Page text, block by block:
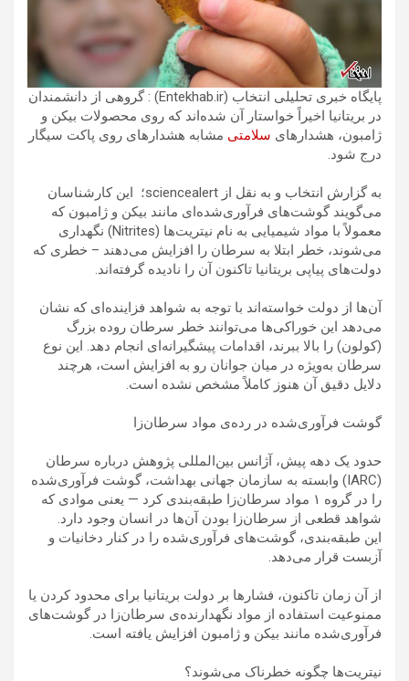
پایگاه خبری تحلیلی انتخاب (Entekhab.ir) : گروهی از دانشمندان
در بریتانیا اخیراً خواستار آن شده‌اند که روی محصولات بیکن و
ژامبون، هشدارهای سلامتی مشابه هشدارهای روی پاکت سیگار
درج شود.
به گزارش انتخاب و به نقل از sciencealert؛ این کارشناسان
می‌گویند گوشت‌های فرآوری‌شده‌ای مانند بیکن و ژامبون که
معمولاً با مواد شیمیایی به نام نیتریت‌ها (Nitrites) نگهداری
می‌شوند، خطر ابتلا به سرطان را افزایش می‌دهند – خطری که
دولت‌های پیاپی بریتانیا تاکنون آن را نادیده گرفته‌اند.
آن‌ها از دولت خواسته‌اند با توجه به شواهد فزاینده‌ای که نشان
می‌دهد این خوراکی‌ها می‌توانند خطر سرطان روده بزرگ
(کولون) را بالا ببرند، اقدامات پیشگیرانه‌ای انجام دهد. این نوع
سرطان به‌ویژه در میان جوانان رو به افزایش است، هرچند
دلایل دقیق آن هنوز کاملاً مشخص نشده است.
گوشت فرآوری‌شده در رده‌ی مواد سرطان‌زا
حدود یک دهه پیش، آژانس بین‌المللی پژوهش درباره سرطان
(IARC) وابسته به سازمان جهانی بهداشت، گوشت فرآوری‌شده
را در گروه ۱ مواد سرطان‌زا طبقه‌بندی کرد — یعنی موادی که
شواهد قطعی از سرطان‌زا بودن آن‌ها در انسان وجود دارد.
این طبقه‌بندی، گوشت‌های فرآوری‌شده را در کنار دخانیات و
آزبست قرار می‌دهد.
از آن زمان تاکنون، فشارها بر دولت بریتانیا برای محدود کردن یا
ممنوعیت استفاده از مواد نگهدارنده‌ی سرطان‌زا در گوشت‌های
فرآوری‌شده مانند بیکن و ژامبون افزایش یافته است.
نیتریت‌ها چگونه خطرناک می‌شوند؟